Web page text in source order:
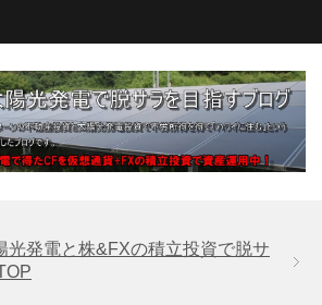
光発電と株&FXの積立投資で脱サ